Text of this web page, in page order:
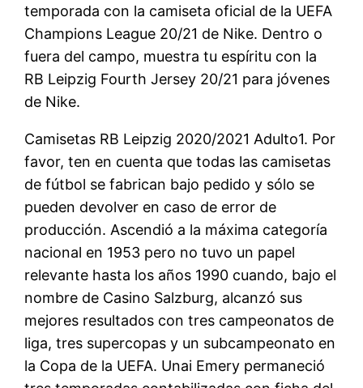
temporada con la camiseta oficial de la UEFA
Champions League 20/21 de Nike. Dentro o
fuera del campo, muestra tu espíritu con la
RB Leipzig Fourth Jersey 20/21 para jóvenes
de Nike.
Camisetas RB Leipzig 2020/2021 Adulto1. Por
favor, ten en cuenta que todas las camisetas
de fútbol se fabrican bajo pedido y sólo se
pueden devolver en caso de error de
producción. Ascendió a la máxima categoría
nacional en 1953 pero no tuvo un papel
relevante hasta los años 1990 cuando, bajo el
nombre de Casino Salzburg, alcanzó sus
mejores resultados con tres campeonatos de
liga, tres supercopas y un subcampeonato en
la Copa de la UEFA. Unai Emery permaneció